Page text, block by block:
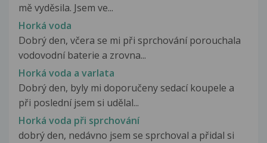
mě vyděsila. Jsem ve...
Horká voda
Dobrý den, včera se mi při sprchování porouchala
vodovodní baterie a zrovna...
Horká voda a varlata
Dobrý den, byly mi doporučeny sedací koupele a
při poslední jsem si udělal...
Horká voda při sprchování
dobrý den, nedávno jsem se sprchoval a přidal si